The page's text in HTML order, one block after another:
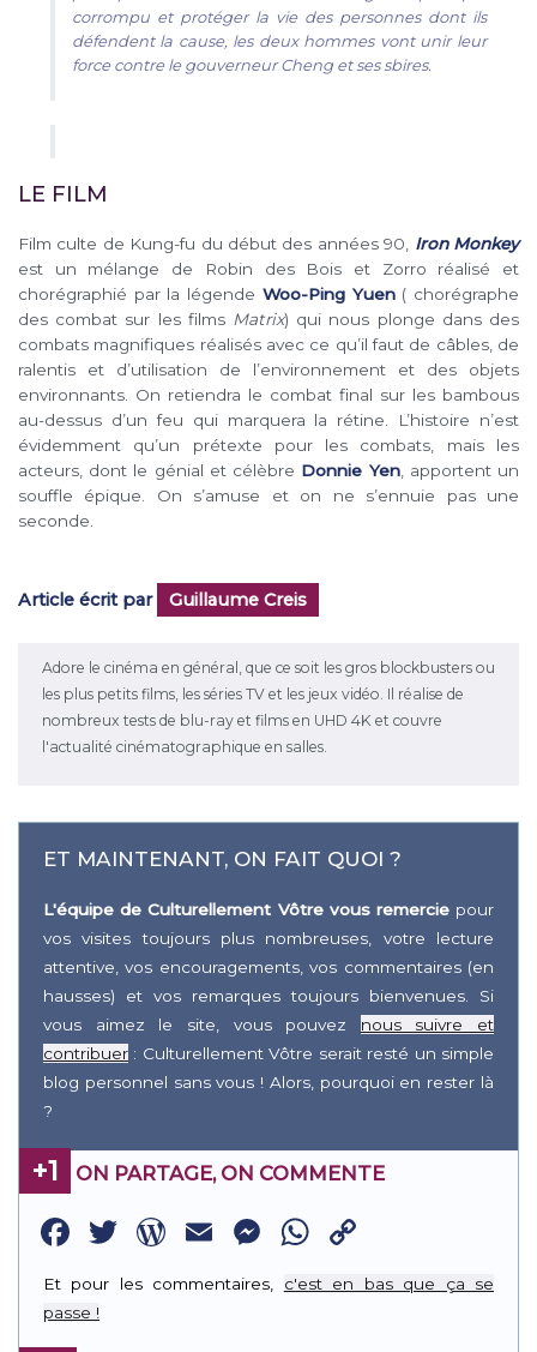
corrompu et protéger la vie des personnes dont ils
défendent la cause, les deux hommes vont unir leur
force contre le gouverneur Cheng et ses sbires.
LE FILM
Film culte de Kung-fu du début des années 90, Iron Monkey
est un mélange de Robin des Bois et Zorro réalisé et
chorégraphié par la légende Woo-Ping Yuen( chorégraphe
des combat sur les films Matrix) qui nous plonge dans des
combats magnifiques réalisés avec ce qu’il faut de câbles, de
ralentis et d’utilisation de l’environnement et des objets
environnants. On retiendra le combat final sur les bambous
au-dessus d’un feu qui marquera la rétine. L’histoire n’est
évidemment qu’un prétexte pour les combats, mais les
acteurs, dont le génial et célèbre Donnie Yen, apportent un
souffle épique. On s’amuse et on ne s’ennuie pas une
seconde.
Article écrit par Guillaume Creis
Adore le cinéma en général, que ce soit les gros blockbusters ou
les plus petits films, les séries TV et les jeux vidéo. Il réalise de
nombreux tests de blu-ray et films en UHD 4K et couvre
l'actualité cinématographique en salles.
ET MAINTENANT, ON FAIT QUOI ?
L'équipe de Culturellement Vôtre vous remerciepour
vos visites toujours plus nombreuses, votre lecture
attentive, vos encouragements, vos commentaires (en
hausses) et vos remarques toujours bienvenues. Si
vous aimez le site, vous pouvez nous suivre et
contribuer : Culturellement Vôtre serait resté un simple
blog personnel sans vous ! Alors, pourquoi en rester là
?
+1 ON PARTAGE, ON COMMENTE
Facebook
Twitter
WordPress
EmailMessenger
WhatsApp
Link
Et pour les commentaires, c'est en bas que ça se
passe !